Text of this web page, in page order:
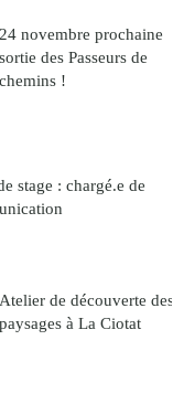
24 novembre prochaine
sortie des Passeurs de
chemins !
stage : chargé.e de
Atelier de découverte des
paysages à La Ciotat